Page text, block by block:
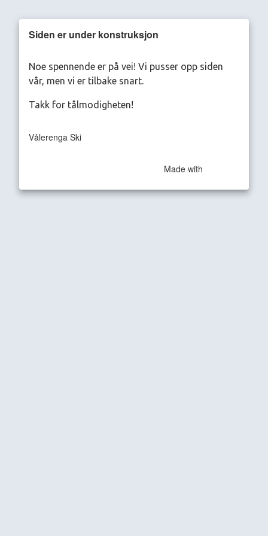
Siden er under konstruksjon
Noe spennende er på vei! Vi pusser opp siden
vår, men vi er tilbake snart.
Takk for tålmodigheten!
Vålerenga Ski
Made with